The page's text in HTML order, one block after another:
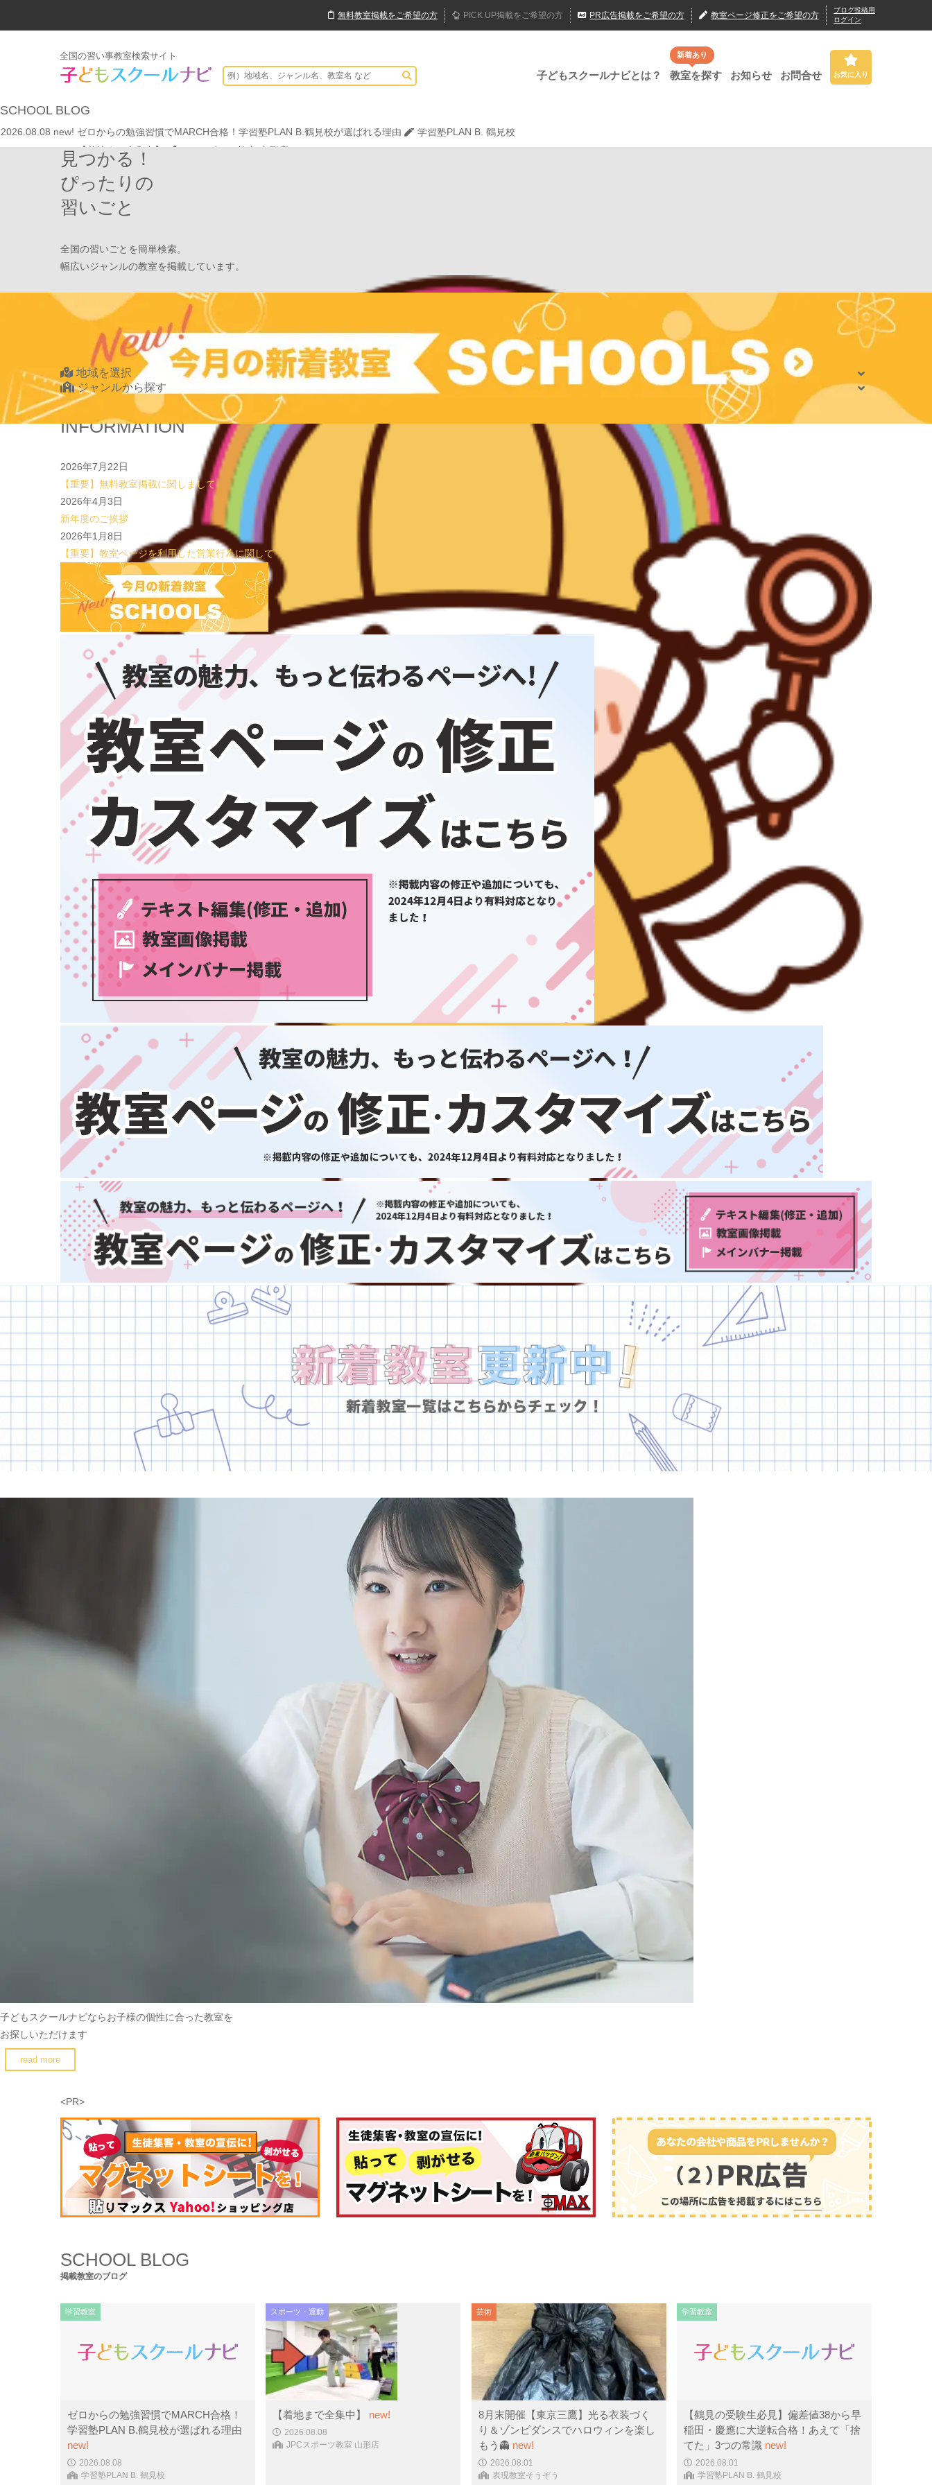
無料教室掲載をご希望の方 PICK UP掲載をご希望の方 PR広告掲載をご希望の方 教室ページ修正をご希望の方
ブログ投稿用
ログイン
全国の習い事教室検索サイト
子どもスクールナビとは？
新着あり
教室を探す お知らせ お問合せ お気に入り
SCHOOL BLOG
2026.08.08 new! 【着地まで全集中】
JPCスポーツ教室 山形店
new! 8月末開催【東京三鷹】光る衣装づくり＆ゾンビダンスでハロウィンを楽しもう👻
new! 【鶴見の受験生必見】偏差値38から早稲田・慶應に大逆転合格！あえて「捨てた」3つの常識
new! 心を育てる時間は今！1歳2歳
new! 【第24回ファミリードーム杯小学生軟式野球大会】
new! 【着地まで全集中】
new! 8月末開催【東京三鷹】光る衣装づくり＆ゾンビダンスでハロウィンを楽しもう👻
【鶴見の受験生必見】偏差値38から早稲田・慶應に大逆転合格！あえて「捨てた」3つの常識
学習塾PLAN B. 鶴見校
new! 心を育てる時間は今！1歳2歳
いのまた音楽教室
【第24回ファミリードーム杯小学生軟式野球大会】
見つかる！
ぴったりの
習いごと
全国の習いごとを簡単検索。
幅広いジャンルの教室を掲載しています。
子どもスクールナビ
公式キャラクター
Find Your School
地域を選択
北海道・東北
北海道
岩手県
宮城県
秋田県
山形県
福島県
関東
栃木県
群馬県
埼玉県
東京都
神奈川県
新潟県
富山県
石川県
福井県
山梨県
長野県
岐阜県
静岡県
関西
滋賀県
京都府
大阪府
兵庫県
奈良県
和歌山県
鳥取県
島根県
岡山県
広島県
山口県
徳島県
香川県
愛媛県
高知県
九州・沖縄
佐賀県
長崎県
熊本県
宮崎県
鹿児島県
沖縄県
ジャンルから探す
学習教室 (5437)
スポーツ・運動(2745)
INFORMATION
2026年7月22日
【重要】無料教室掲載に関しまして
2026年4月3日
新年度のご挨拶
2026年1月8日
【重要】教室ページを利用した営業行為に関して
子どもスクールナビならお子様の個性に合った教室を
お探しいただけます
read more
<PR>
SCHOOL BLOG
掲載教室のブログ
学習教室
ゼロからの勉強習慣でMARCH合格！
学習塾PLAN B.鶴見校が選ばれる理由
new!
2026.08.08
学習塾PLAN B. 鶴見校
スポーツ・運動
【着地まで全集中】 new!
2026.08.08
JPCスポーツ教室 山形店
芸術
8月末開催【東京三鷹】光る衣装づく
り＆ゾンビダンスでハロウィンを楽し
もう👻 new!
2026.08.01
表現教室そうぞう
学習教室
【鶴見の受験生必見】偏差値38から早
稲田・慶應に大逆転合格！あえて「捨
てた」3つの常識 new!
2026.08.01
学習塾PLAN B. 鶴見校